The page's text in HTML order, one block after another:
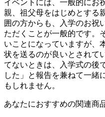
イベントには、一般的にお
親、祖父母をはじめとする
囲の方からも、入学のお祝
ただくことが一般的です。
いことになっていますが、
状を送るのが良いとされて
てないときは、入学式の後
した」と報告を兼ねて一緒
もしれません。
あなたにおすすめの関連商